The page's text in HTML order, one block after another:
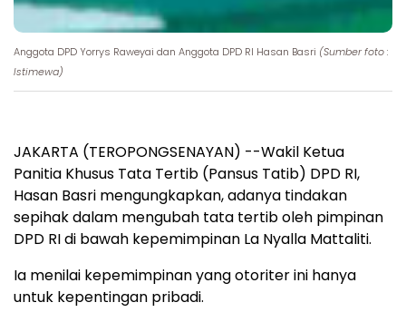
Anggota DPD Yorrys Raweyai dan Anggota DPD RI Hasan Basri (Sumber foto :
Istimewa)
JAKARTA (TEROPONGSENAYAN) --Wakil Ketua
Panitia Khusus Tata Tertib (Pansus Tatib) DPD RI,
Hasan Basri mengungkapkan, adanya tindakan
sepihak dalam mengubah tata tertib oleh pimpinan
DPD RI di bawah kepemimpinan La Nyalla Mattaliti.
Ia menilai kepemimpinan yang otoriter ini hanya
untuk kepentingan pribadi.